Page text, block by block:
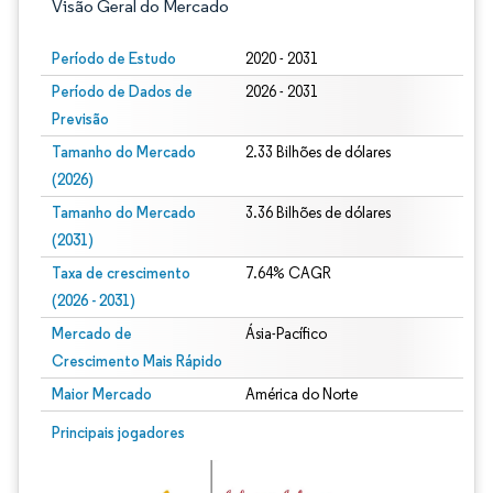
Visão Geral do Mercado
Período de Estudo 2020 - 2031
Período de Dados de
Previsão
2026 - 2031
Tamanho do Mercado
(2026)
2.33 Bilhões de dólares
Tamanho do Mercado
(2031)
3.36 Bilhões de dólares
Taxa de crescimento
(2026 - 2031)
7.64% CAGR
Mercado de
Crescimento Mais Rápido
Ásia-Pacífico
Maior Mercado América do Norte
Principais jogadores
Imagem © Mordor Intelligence. O reuso requer atribuição conforme CC BY 4.0.